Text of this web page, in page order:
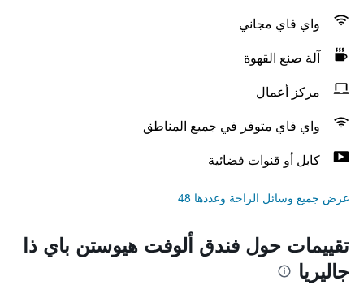
واي فاي مجاني
آلة صنع القهوة
مركز أعمال
واي فاي متوفر في جميع المناطق
كابل أو قنوات فضائية
عرض جميع وسائل الراحة وعددها 48
تقييمات حول فندق ألوفت هيوستن باي ذا
جاليريا